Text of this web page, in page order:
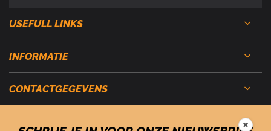
USEFULL LINKS
INFORMATIE
CONTACTGEGEVENS
✖